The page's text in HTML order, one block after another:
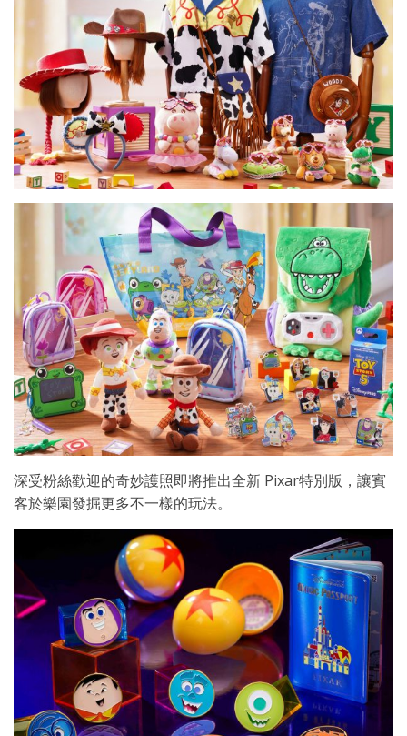
深受粉絲歡迎的奇妙護照即將推出全新 Pixar特別版，讓賓
客於樂園發掘更多不一樣的玩法。